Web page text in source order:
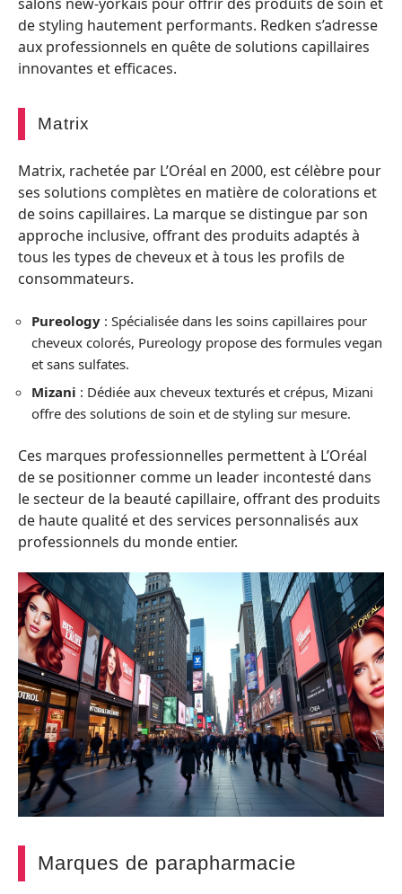
de styling hautement performants. Redken s’adresse
aux professionnels en quête de solutions capillaires
innovantes et efficaces.
Matrix
Matrix, rachetée par L’Oréal en 2000, est célèbre pour
ses solutions complètes en matière de colorations et
de soins capillaires. La marque se distingue par son
approche inclusive, offrant des produits adaptés à
tous les types de cheveux et à tous les profils de
consommateurs.
Pureology : Spécialisée dans les soins capillaires pour
cheveux colorés, Pureology propose des formules vegan
et sans sulfates.
Mizani : Dédiée aux cheveux texturés et crépus, Mizani
offre des solutions de soin et de styling sur mesure.
Ces marques professionnelles permettent à L’Oréal
de se positionner comme un leader incontesté dans
le secteur de la beauté capillaire, offrant des produits
de haute qualité et des services personnalisés aux
professionnels du monde entier.
Marques de parapharmacie